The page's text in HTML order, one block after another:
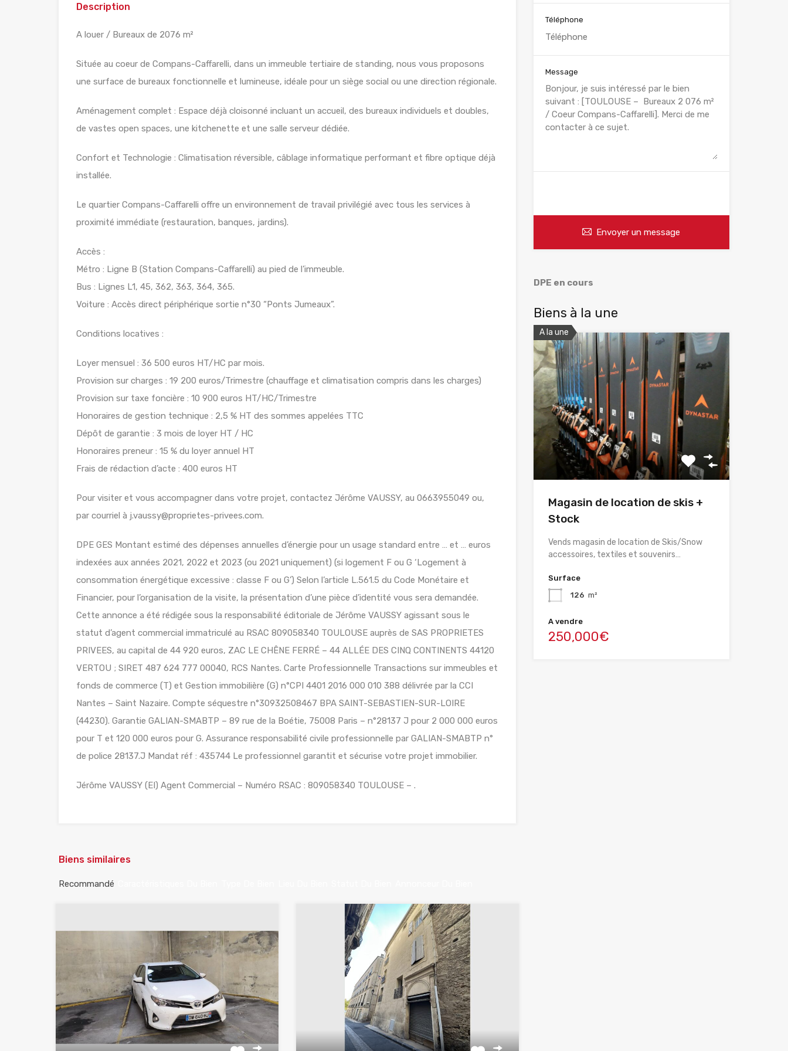
Description
A louer / Bureaux de 2076 m²
Située au coeur de Compans-Caffarelli, dans un immeuble tertiaire de standing, nous vous proposons
une surface de bureaux fonctionnelle et lumineuse, idéale pour un siège social ou une direction régionale.
Aménagement complet : Espace déjà cloisonné incluant un accueil, des bureaux individuels et doubles,
de vastes open spaces, une kitchenette et une salle serveur dédiée.
Confort et Technologie : Climatisation réversible, câblage informatique performant et fibre optique déjà
installée.
Le quartier Compans-Caffarelli offre un environnement de travail privilégié avec tous les services à
proximité immédiate (restauration, banques, jardins).
Accès :
Métro : Ligne B (Station Compans-Caffarelli) au pied de l’immeuble.
Bus : Lignes L1, 45, 362, 363, 364, 365.
Voiture : Accès direct périphérique sortie n°30 “Ponts Jumeaux”.
Conditions locatives :
Loyer mensuel : 36 500 euros HT/HC par mois.
Provision sur charges : 19 200 euros/Trimestre (chauffage et climatisation compris dans les charges)
Provision sur taxe foncière : 10 900 euros HT/HC/Trimestre
Honoraires de gestion technique : 2,5 % HT des sommes appelées TTC
Dépôt de garantie : 3 mois de loyer HT / HC
Honoraires preneur : 15 % du loyer annuel HT
Frais de rédaction d’acte : 400 euros HT
Pour visiter et vous accompagner dans votre projet, contactez Jérôme VAUSSY, au 0663955049 ou,
par courriel à j.vaussy@proprietes-privees.com.
DPE GES Montant estimé des dépenses annuelles d’énergie pour un usage standard entre … et … euros
indexées aux années 2021, 2022 et 2023 (ou 2021 uniquement) (si logement F ou G ‘Logement à
consommation énergétique excessive : classe F ou G’) Selon l’article L.561.5 du Code Monétaire et
Financier, pour l’organisation de la visite, la présentation d’une pièce d’identité vous sera demandée.
Cette annonce a été rédigée sous la responsabilité éditoriale de Jérôme VAUSSY agissant sous le
statut d’agent commercial immatriculé au RSAC 809058340 TOULOUSE auprès de SAS PROPRIETES
PRIVEES, au capital de 44 920 euros, ZAC LE CHÊNE FERRÉ – 44 ALLÉE DES CINQ CONTINENTS 44120
VERTOU ; SIRET 487 624 777 00040, RCS Nantes. Carte Professionnelle Transactions sur immeubles et
fonds de commerce (T) et Gestion immobilière (G) n°CPI 4401 2016 000 010 388 délivrée par la CCI
Nantes – Saint Nazaire. Compte séquestre n°30932508467 BPA SAINT-SEBASTIEN-SUR-LOIRE
(44230). Garantie GALIAN-SMABTP – 89 rue de la Boétie, 75008 Paris – n°28137 J pour 2 000 000 euros
pour T et 120 000 euros pour G. Assurance responsabilité civile professionnelle par GALIAN-SMABTP n°
de police 28137.J Mandat réf : 435744 Le professionnel garantit et sécurise votre projet immobilier.
Jérôme VAUSSY (EI) Agent Commercial – Numéro RSAC : 809058340 TOULOUSE – .
Biens similaires
Recommandé
Téléphone
Message
Envoyer un message
DPE en cours
Biens à la une
A la une
Magasin de location de skis +
Stock
Vends magasin de location de Skis/Snow
accessoires, textiles et souvenirs…
Surface
126 m²
A vendre
250,000€